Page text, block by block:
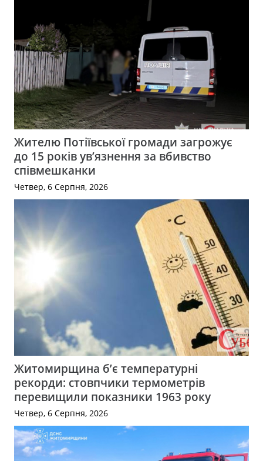
Жителю Потіївської громади загрожує
до 15 років ув’язнення за вбивство
співмешканки
Четвер, 6 Серпня, 2026
Житомирщина б’є температурні
рекорди: стовпчики термометрів
перевищили показники 1963 року
Четвер, 6 Серпня, 2026